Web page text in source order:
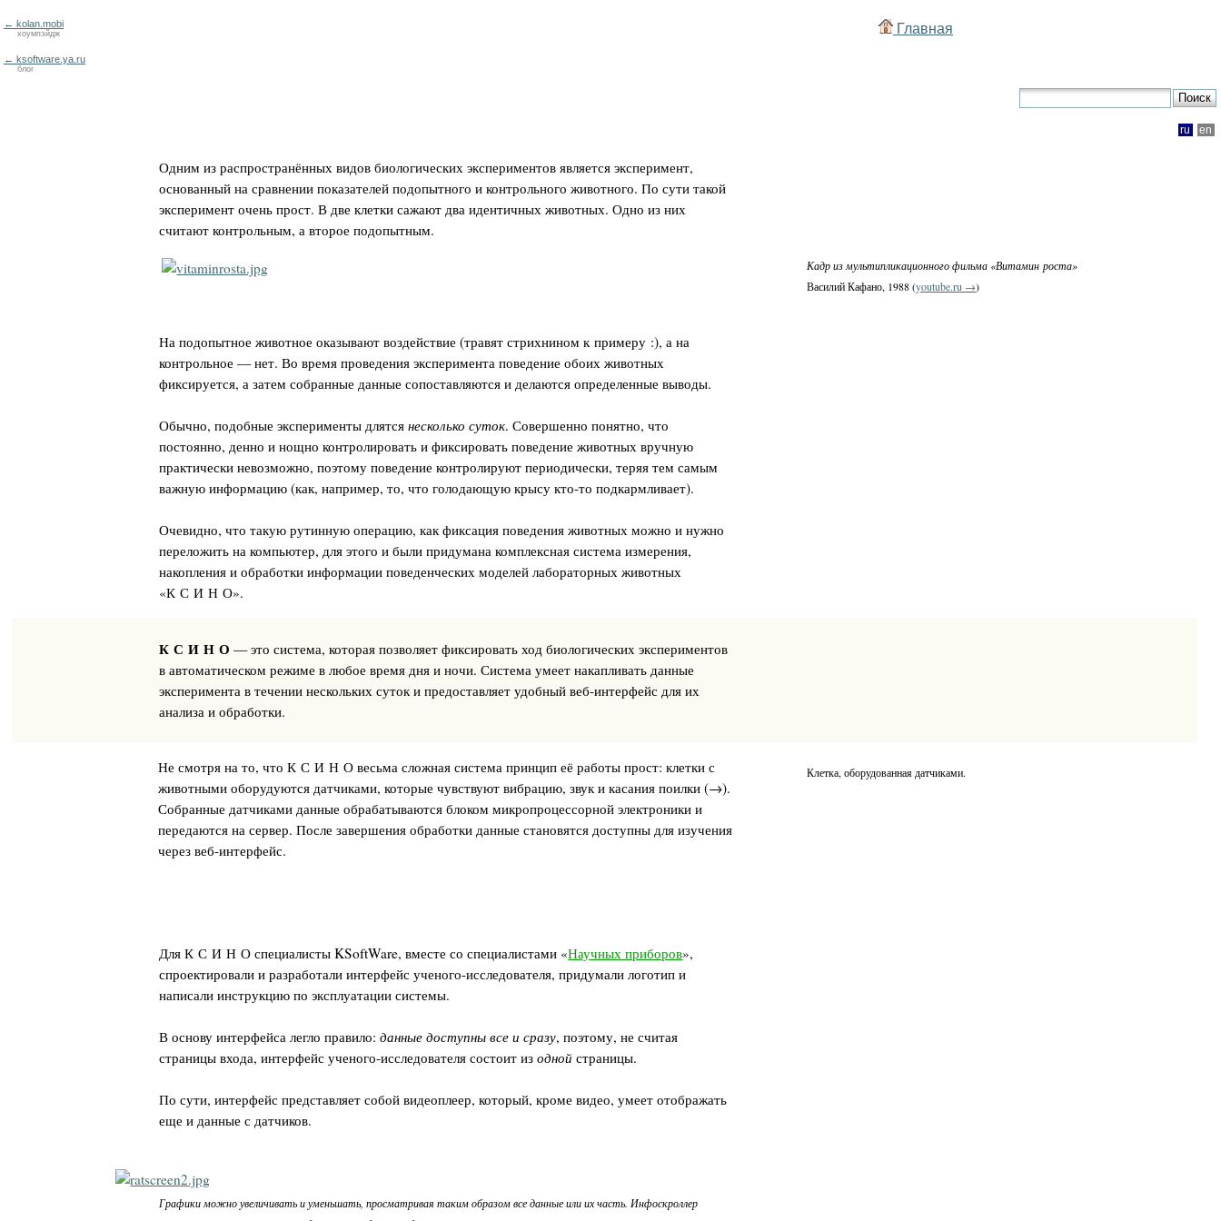
← kolan.mobi
хоумпэйдж Главная
← ksoftware.ya.ru
блог
ru en
Одним из распространённых видов биологических экспериментов является эксперимент,
основанный на сравнении показателей подопытного и контрольного животного. По сути такой
эксперимент очень прост. В две клетки сажают два идентичных животных. Одно из них
считают контрольным, а второе подопытным.
Кадр из мультипликационного фильма «Витамин роста»
Василий Кафано, 1988 (youtube.ru →)
На подопытное животное оказывают воздействие (травят стрихнином к примеру :), а на
контрольное — нет. Во время проведения эксперимента поведение обоих животных
фиксируется, а затем собранные данные сопоставляются и делаются определенные выводы.
Обычно, подобные эксперименты длятсянесколько суток. Совершенно понятно, что
постоянно, денно и нощно контролировать и фиксировать поведение животных вручную
практически невозможно, поэтому поведение контролируют периодически, теряя тем самым
важную информацию (как, например, то, что голодающую крысу кто-то подкармливает).
Очевидно, что такую рутинную операцию, как фиксация поведения животных можно и нужно
переложить на компьютер, для этого и были придумана комплексная система измерения,
накопления и обработки информации поведенческих моделей лабораторных животных
«К С И Н О».
К С И Н О — это система, которая позволяет фиксировать ход биологических экспериментов
в автоматическом режиме в любое время дня и ночи. Система умеет накапливать данные
эксперимента в течении нескольких суток и предоставляет удобный веб-интерфейс для их
анализа и обработки.
Не смотря на то, что К С И Н О весьма сложная система принцип её работы прост: клетки с
животными оборудуются датчиками, которые чувствуют вибрацию, звук и касания поилки (→).
Собранные датчиками данные обрабатываются блоком микропроцессорной электроники и
передаются на сервер. После завершения обработки данные становятся доступны для изучения
через веб-интерфейс.
Клетка, оборудованная датчиками.
Для К С И Н О специалисты KSoftWare, вместе со специалистами «Научных приборов»,
спроектировали и разработали интерфейс ученого-исследователя, придумали логотип и
написали инструкцию по эксплуатации системы.
В основу интерфейса легло правило:данные доступны все и сразу, поэтому, не считая
страницы входа, интерфейс ученого-исследователя состоит изодной страницы.
По сути, интерфейс представляет собой видеоплеер, который, кроме видео, умеет отображать
еще и данные с датчиков.
Графики можно увеличивать и уменьшать, просматривая таким образом все данные или их часть. Инфоскроллер